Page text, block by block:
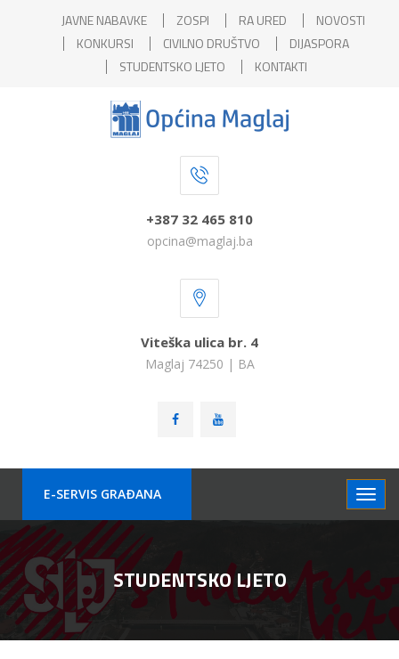
JAVNE NABAVKE ZOSPI RA URED
NOVOSTI
KONKURSI
CIVILNO DRUŠTVO
DIJASPORA
STUDENTSKO LJETO
KONTAKTI
+387 32 465 810
opcina@maglaj.ba
Viteška ulica br. 4
Maglaj 74250 | BA
E-SERVIS GRAÐANA
STUDENTSKO LJETO